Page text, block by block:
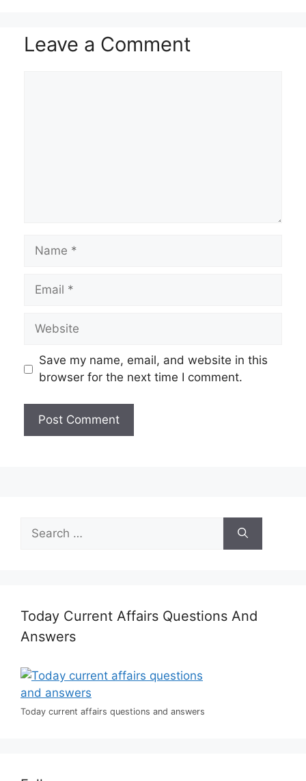
Leave a Comment
Name
Email
Website
Save my name, email, and website in this
browser for the next time I comment.
for:
Today Current Affairs Questions And
Answers
Today current affairs questions and answers